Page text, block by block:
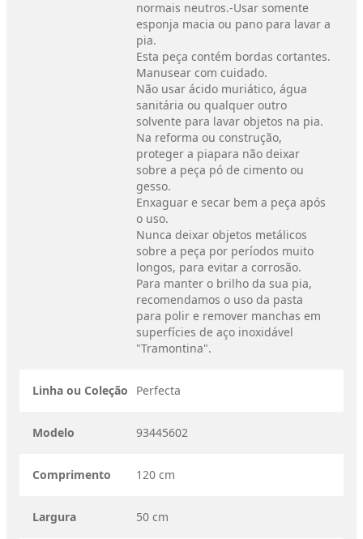
normais neutros.-Usar somente
esponja macia ou pano para lavar a
pia.
Esta peça contém bordas cortantes.
Manusear com cuidado.
Não usar ácido muriático, água
sanitária ou qualquer outro
solvente para lavar objetos na pia.
Na reforma ou construção,
proteger a piapara não deixar
sobre a peça pó de cimento ou
gesso.
Enxaguar e secar bem a peça após
o uso.
Nunca deixar objetos metálicos
sobre a peça por períodos muito
longos, para evitar a corrosão.
Para manter o brilho da sua pia,
recomendamos o uso da pasta
para polir e remover manchas em
superfícies de aço inoxidável
"Tramontina".
Linha ou Coleção Perfecta
Modelo 93445602
Comprimento 120 cm
Largura 50 cm